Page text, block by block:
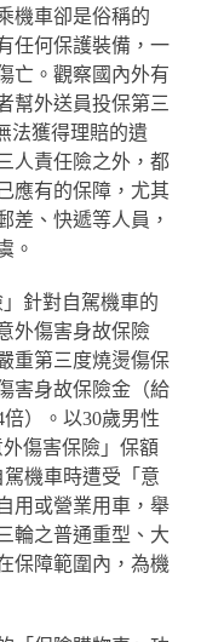
機車卻是俗稱的
任何保護裝備，一
亡。觀察國內外有
幫外送員投保第三
法獲得理賠的遺
人責任險之外，都
應有的保障，尤其
差、快遞等人員，
。
針對自駕機車的
外傷害身故保險
重第三度燒燙傷保
害身故保險金（給
）。以30歲男性
傷害保險」保額
機車時遭受「意
用或營業用車，舉
輪之普通重型、大
保障範圍內，為機